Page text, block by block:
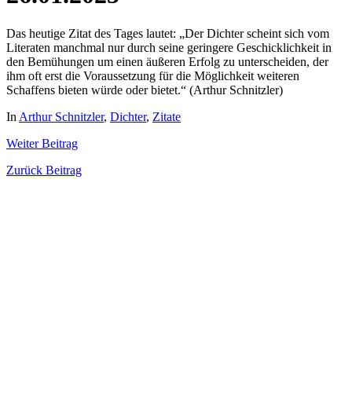
Das heutige Zitat des Tages lautet: „Der Dichter scheint sich vom
Literaten manchmal nur durch seine geringere Geschicklichkeit in
den Bemühungen um einen äußeren Erfolg zu unterscheiden, der
ihm oft erst die Voraussetzung für die Möglichkeit weiteren
Schaffens bieten würde oder bietet.“ (Arthur Schnitzler)
In Arthur Schnitzler, Dichter, Zitate
WeiterBeitrag
Zurück Beitrag